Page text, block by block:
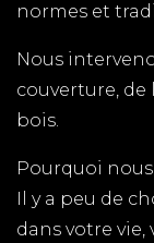
normes et
Nous
couverture,
bois.
Pourquoi
Il y a peu de
dans votre